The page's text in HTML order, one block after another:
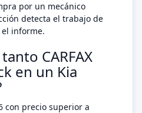
por un mecánico
detecta el trabajo de
informe.
CARFAX
en un Kia
con precio superior a